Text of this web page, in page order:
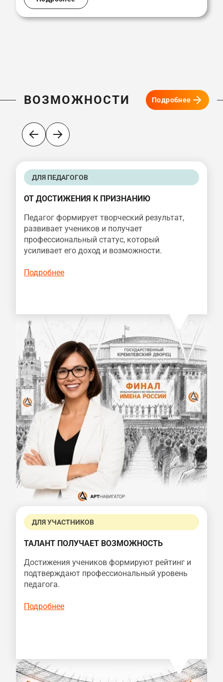
ВОЗМОЖНОСТИ Подробнее
ДЛЯ ПЕДАГОГОВ
ОТ ДОСТИЖЕНИЯ К ПРИЗНАНИЮ
Педагог формирует творческий результат,
развивает учеников и получает
профессиональный статус, который
усиливает его доход и возможности.
Подробнее
ДЛЯ УЧАСТНИКОВ
ТАЛАНТ ПОЛУЧАЕТ ВОЗМОЖНОСТЬ
Достижения учеников формируют рейтинг и
подтверждают профессиональный уровень
педагога.
Подробнее